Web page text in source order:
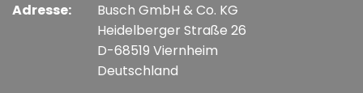
Adresse:
Busch GmbH & Co. KG
Heidelberger Straße 26
D-68519 Viernheim
Deutschland